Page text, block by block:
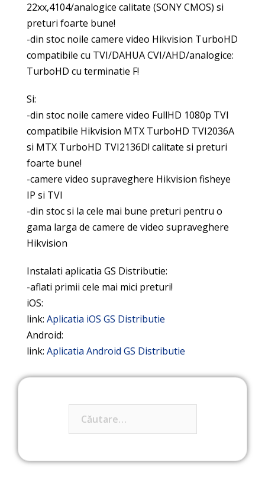
22xx,4104/analogice calitate (SONY CMOS) si
preturi foarte bune!
-din stoc noile camere video Hikvision TurboHD
compatibile cu TVI/DAHUA CVI/AHD/analogice:
TurboHD cu terminatie F!
Si:
-din stoc noile camere video FullHD 1080p TVI
compatibile Hikvision MTX TurboHD TVI2036A
si MTX TurboHD TVI2136D! calitate si preturi
foarte bune!
-camere video supraveghere Hikvision fisheye
IP si TVI
-din stoc si la cele mai bune preturi pentru o
gama larga de camere de video supraveghere
Hikvision
Instalati aplicatia GS Distributie:
-aflati primii cele mai mici preturi!
iOS:
link: Aplicatia iOS GS Distributie
Android:
link: Aplicatia Android GS Distributie